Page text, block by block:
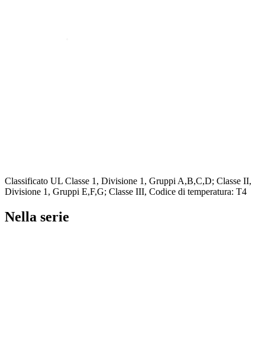
Classificato UL Classe 1, Divisione 1, Gruppi A,B,C,D; Classe II,
Divisione 1, Gruppi E,F,G; Classe III, Codice di temperatura: T4
Nella serie